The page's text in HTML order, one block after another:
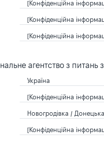
[Конфіденційна
[Конфіденційна
[Конфіденційна
агентство з
Україна
[Конфіденційна
Новогродівка /
[Конфіденційна